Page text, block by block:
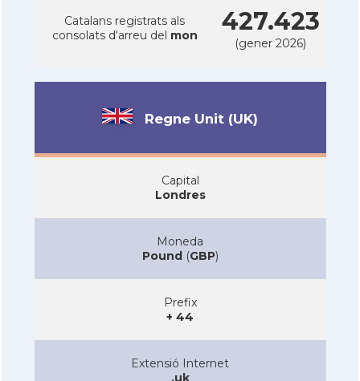
Catalans registrats als
consolats d'arreu del mon 427.423
(gener 2026)
Regne Unit (UK)
Capital
Londres
Moneda
Pound(GBP)
Prefix
+ 44
Extensió Internet
.uk